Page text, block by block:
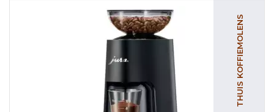
THUIS KOFFIEMOLENS